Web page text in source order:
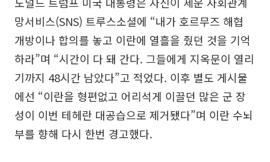
망서비스(SNS) 트루스소셜에 “내가 호르무즈 해협
개방이나 합의를 놓고 이란에 열흘을 줬던 것을 기억
하라”며 “시간이 다 돼 간다. 그들에게 지옥문이 열리
기까지 48시간 남았다”고 적었다. 이후 별도 게시물
에선 “이란을 형편없고 어리석게 이끌던 많은 군 장
성이 이번 테헤란 대공습으로 제거됐다”며 이란 수뇌
부를 향해 다시 한번 경고했다.